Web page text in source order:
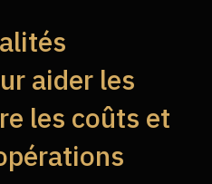
aider les
les coûts et